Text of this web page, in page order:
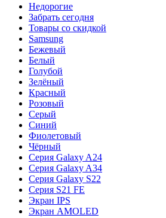
Недорогие
Забрать сегодня
Товары со скидкой
Samsung
Бежевый
Белый
Голубой
Зелёный
Красный
Розовый
Серый
Синий
Фиолетовый
Чёрный
Серия Galaxy A24
Серия Galaxy A34
Серия Galaxy S22
Серия S21 FE
Экран IPS
Экран AMOLED